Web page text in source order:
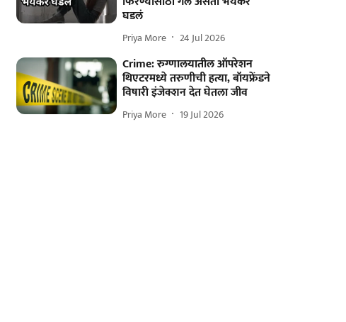
घडलं
Priya More 24 Jul 2026
Crime: रुग्णालयातील ऑपरेशन
थिएटरमध्ये तरुणीची हत्या, बॉयफ्रेंडने
विषारी इंजेक्शन देत घेतला जीव
Priya More 19 Jul 2026